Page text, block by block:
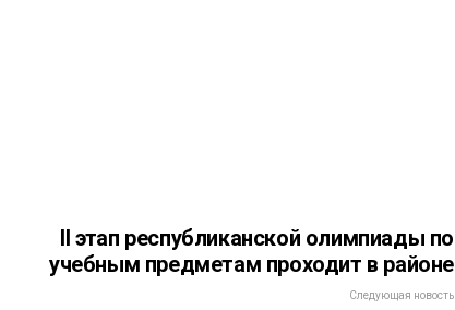
II этап республиканской олимпиады по
учебным предметам проходит в районе
Следующая новость